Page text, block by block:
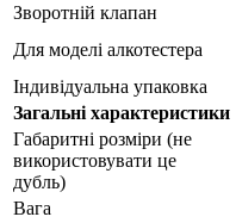
Зворотній клапан
Для моделі алкотестера
Індивідуальна упаковка
Загальні характеристики
Габаритні розміри (не
використовувати це
дубль)
Вага